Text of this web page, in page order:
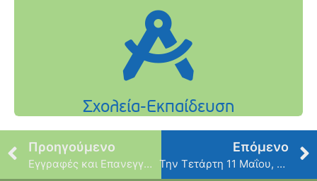
Προηγούμενο
Εγγραφές και Επανεγγραφές στους Βρεφονηπιακούς και Παιδικούς Σταθμούς για το έτος 2022-2023
Επόμενο
Την Τετάρτη 11 Μαΐου, η 8η συνάντηση του προγράμματος «Από το Α έως το Ω» :Μια Ακαδημία για Γονείς